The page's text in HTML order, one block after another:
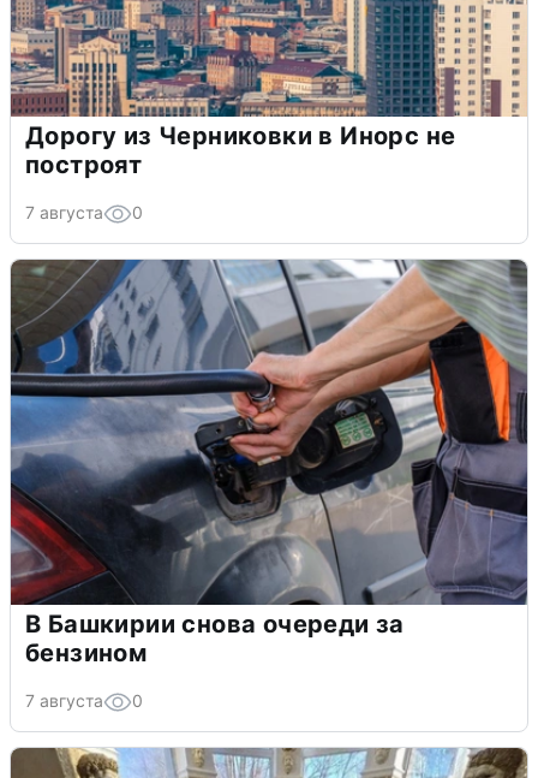
Дорогу из Черниковки в Инорс не
построят
7 августа 0
В Башкирии снова очереди за
бензином
7 августа 0